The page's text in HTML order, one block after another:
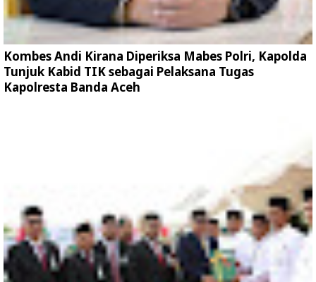
Kombes Andi Kirana Diperiksa Mabes Polri, Kapolda
Tunjuk Kabid TIK sebagai Pelaksana Tugas
Kapolresta Banda Aceh